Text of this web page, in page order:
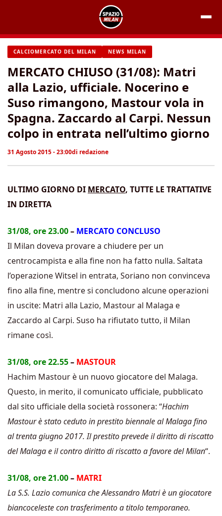
contenuto
CALCIOMERCATO DEL MILAN NEWS MILAN
MERCATO CHIUSO (31/08): Matri
alla Lazio, ufficiale. Nocerino e
Suso rimangono, Mastour vola in
Spagna. Zaccardo al Carpi. Nessun
colpo in entrata nell’ultimo giorno
31 Agosto 2015 - 23:00di redazione
ULTIMO GIORNO DI MERCATO, TUTTE LE TRATTATIVE
IN DIRETTA
31/08, ore 23.00– MERCATO CONCLUSO
Il Milan doveva provare a chiudere per un
centrocampista e alla fine non ha fatto nulla. Saltata
l’operazione Witsel in entrata, Soriano non convinceva
fino alla fine, mentre si concludono alcune operazioni
in uscite: Matri alla Lazio, Mastour al Malaga e
Zaccardo al Carpi. Suso ha rifiutato tutto, il Milan
rimane così.
31/08, ore 22.55– MASTOUR
Hachim Mastour è un nuovo giocatore del Malaga.
Questo, in merito, il comunicato ufficiale, pubblicato
dal sito ufficiale della società rossonera: “Hachim
Mastour è stato ceduto in prestito biennale al Malaga fino
al trenta giugno 2017. Il prestito prevede il diritto di riscatto
del Malaga e il contro diritto di riscatto a favore del Milan“.
31/08, ore 21.00– MATRI
La S.S. Lazio comunica che Alessandro Matri è un giocatore
biancoceleste con trasferimento a titolo temporaneo.